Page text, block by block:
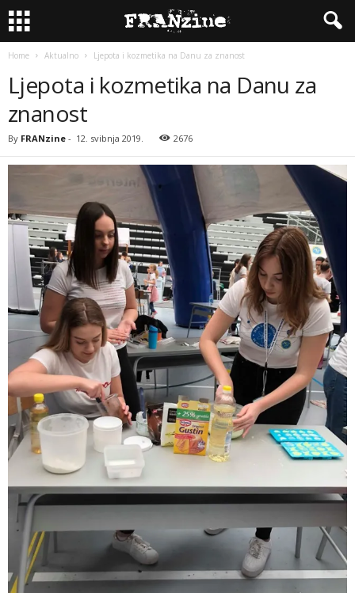
Home Aktualno Ljepota i kozmetika na Danu za znanost
Ljepota i kozmetika na Danu za
znanost
By FRANzine - 12. svibnja 2019. 2676